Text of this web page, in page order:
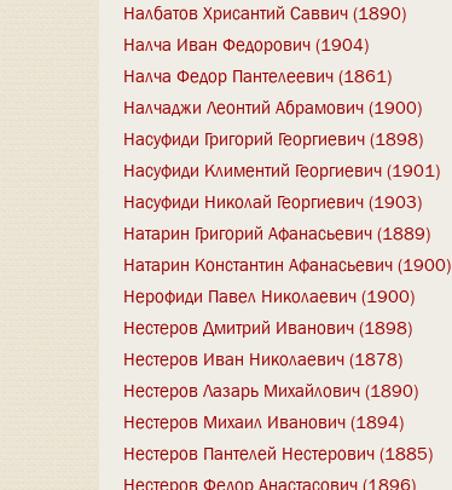
Налбатов Хрисантий Саввич (1890)
Налча Иван Федорович (1904)
Налча Федор Пантелеевич (1861)
Налчаджи Леонтий Абрамович (1900)
Насуфиди Григорий Георгиевич (1898)
Насуфиди Климентий Георгиевич (1901)
Насуфиди Николай Георгиевич (1903)
Натарин Григорий Афанасьевич (1889)
Натарин Константин Афанасьевич (1900)
Нерофиди Павел Николаевич (1900)
Нестеров Дмитрий Иванович (1898)
Нестеров Иван Николаевич (1878)
Нестеров Лазарь Михайлович (1890)
Нестеров Михаил Иванович (1894)
Нестеров Пантелей Нестерович (1885)